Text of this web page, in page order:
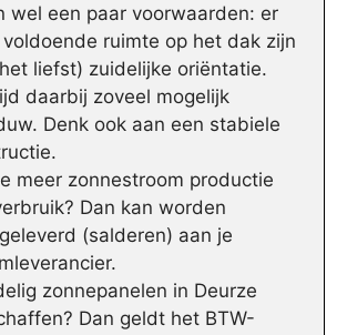
wel een paar voorwaarden: er
ruimte op het dak zijn
liefst) zuidelijke oriëntatie.
daarbij zoveel mogelijk
Denk ook aan een stabiele
meer zonnestroom productie
Dan kan worden
(salderen) aan je
zonnepanelen in Deurze
Dan geldt het BTW-